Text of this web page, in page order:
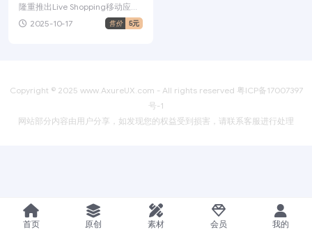
隆重推出Live Shopping移动应用
UI套件，这是一款现代化且功能
丰富的解...
2025-10-17 售价 5元
Copyright © 2025 www.AxureUX.com - All rights reserved 粤ICP备17007397
号-1
网站部分内容由用户分享，如发现您的权益受到损害，请联系客服进行处理
首页 原创 素材 会员 我的